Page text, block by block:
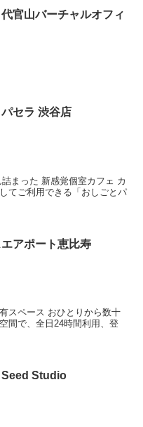
代官山バーチャルオフィ
セラ 渋谷店
まった 新感覚個室カフェ カ
てご利用できる「おしごとパ
エアポート恵比寿
スペース おひとりから数十
間で、全日24時間利用、登
Seed Studio